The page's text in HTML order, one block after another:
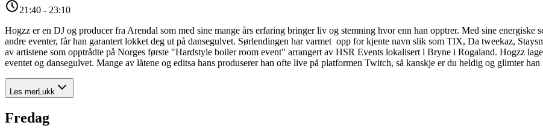
21:40 - 23:10
Hogzz er en DJ og producer fra Arendal som med sine mange års erfaring bringer liv og stemning hvor enn han opptrer. Med sine energiske
andre eventer, får han garantert lokket deg ut på dansegulvet. Sørlendingen har varmet opp for kjente navn slik som TIX, Da tweekaz,
av artistene som opptrådte på Norges første "Hardstyle boiler room event" arrangert av HSR Events lokalisert i Bryne i Rogaland. Hogzz
eventet og dansegulvet. Mange av låtene og editsa hans produserer han ofte live på platformen Twitch, så kanskje er du heldig og glimter han
Les merLukk
Fredag